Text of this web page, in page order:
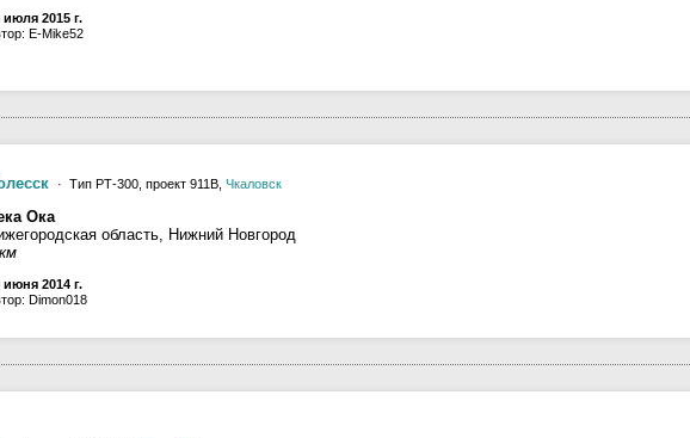
июля 2015 г.
E-Mike52
· Тип РТ-300, проект 911В, Чкаловск
Ока
область, Нижний Новгород
июня 2014 г.
Dimon018